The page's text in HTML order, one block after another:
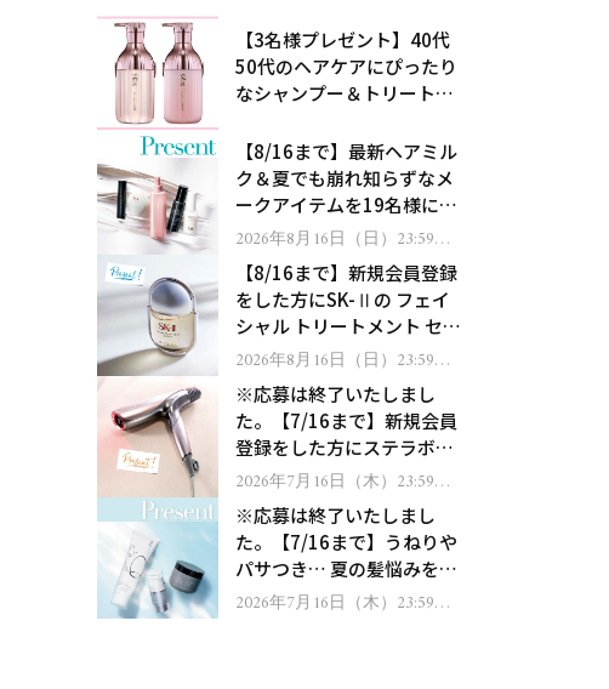
【3名様プレゼント】40代
50代のヘアケアにぴったり
なシャンプー＆トリートメ
処！
【8/16まで】最新ヘアミル
ク＆夏でも崩れ知らずなメ
ークアイテムを19名様にプ
レゼント！
2026年8月16日（日）23:59ま
で【8/16まで】新規会員登録
をした方にSK-Ⅱの フェイ
シャル トリートメント セラ
ムをプレゼント！
2026年8月16日（日）23:59ま
※応募は終了いたしまし
た。【7/16まで】新規会員
登録をした方にステラボー
テのシャインリバース ヘア
ゼント！
2026年7月16日（木）23:59ま
※応募は終了いたしまし
た。【7/16まで】うねりや
パサつき… 夏の髪悩みを解
消するヘアケアアイテムを
2026年7月16日（木）23:59ま